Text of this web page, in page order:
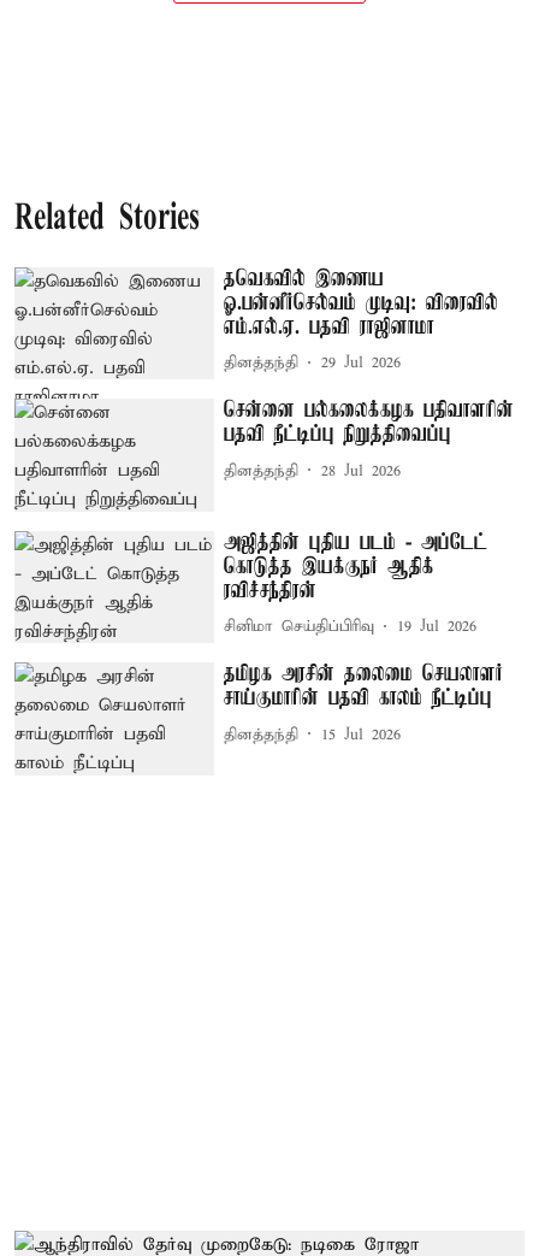
Related Stories
தவெகவில் இணைய
ஓ.பன்னீர்செல்வம் முடிவு: விரைவில்
எம்.எல்.ஏ. பதவி ராஜினாமா
தினத்தந்தி 29 Jul 2026
சென்னை பல்கலைக்கழக பதிவாளரின்
பதவி நீட்டிப்பு நிறுத்திவைப்பு
தினத்தந்தி 28 Jul 2026
அஜித்தின் புதிய படம் - அப்டேட்
கொடுத்த இயக்குநர் ஆதிக்
ரவிச்சந்திரன்
சினிமா செய்திப்பிரிவு 19 Jul 2026
தமிழக அரசின் தலைமை செயலாளர்
சாய்குமாரின் பதவி காலம் நீட்டிப்பு
தினத்தந்தி 15 Jul 2026